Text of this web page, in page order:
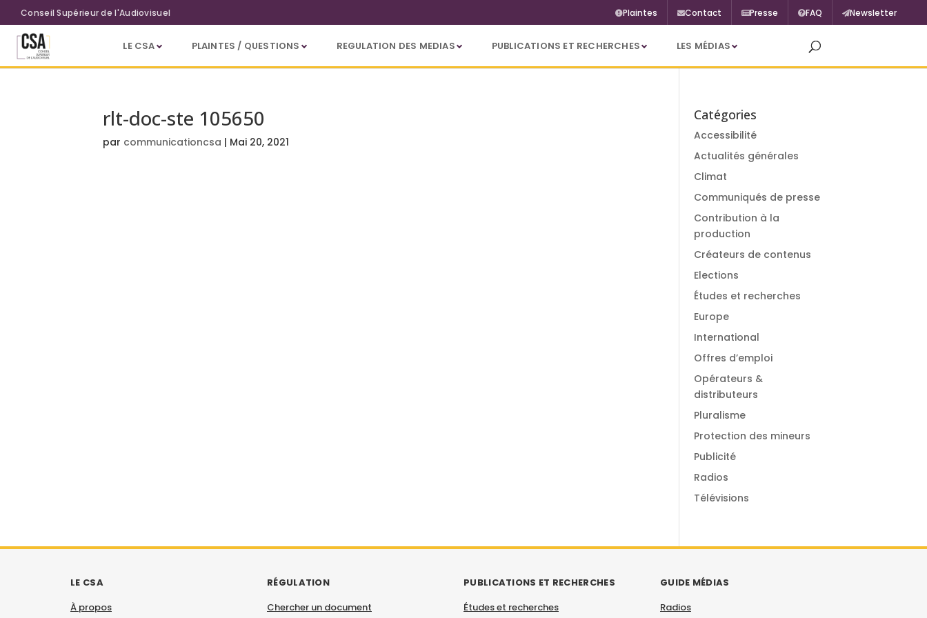
Aller au contenu principal
Conseil Supérieur de l'Audiovisuel Plaintes Contact Presse FAQ Newsletter
LE CSA PLAINTES / QUESTIONS REGULATION DES MEDIAS PUBLICATIONS ET RECHERCHES LES MÉDIAS
rlt-doc-ste 105650
par communicationcsa | Mai 20, 2021
Catégories
Accessibilité
Actualités générales
Climat
Communiqués de presse
Contribution à la
production
Créateurs de contenus
Elections
Études et recherches
Europe
International
Offres d’emploi
Opérateurs &
distributeurs
Pluralisme
Protection des mineurs
Publicité
Radios
Télévisions
LE CSA
À propos
RÉGULATION
Chercher un document
PUBLICATIONS ET RECHERCHES
Études et recherches
GUIDE MÉDIAS
Radios